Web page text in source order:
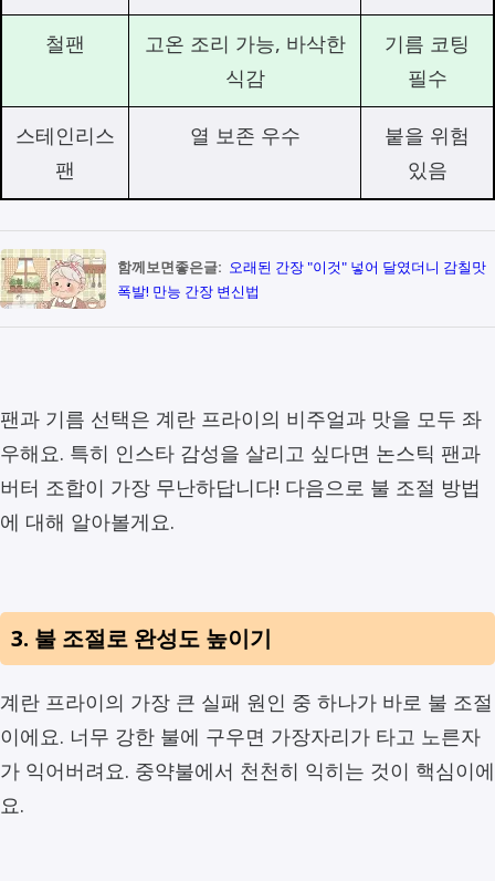
철팬
고온 조리 가능, 바삭한
식감
기름 코팅
필수
스테인리스
팬
열 보존 우수
붙을 위험
있음
함께보면좋은글: 오래된 간장 "이것" 넣어 달였더니 감칠맛
폭발! 만능 간장 변신법
팬과 기름 선택은 계란 프라이의 비주얼과 맛을 모두 좌
우해요. 특히 인스타 감성을 살리고 싶다면 논스틱 팬과
버터 조합이 가장 무난하답니다! 다음으로 불 조절 방법
에 대해 알아볼게요.
3. 불 조절로 완성도 높이기
계란 프라이의 가장 큰 실패 원인 중 하나가 바로 불 조절
이에요. 너무 강한 불에 구우면 가장자리가 타고 노른자
가 익어버려요. 중약불에서 천천히 익히는 것이 핵심이에
요.